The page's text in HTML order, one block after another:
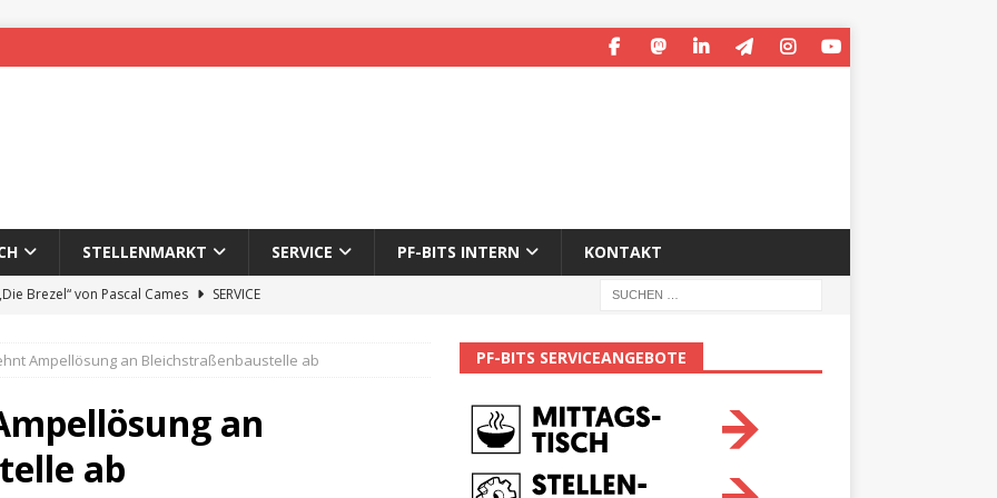
STELLENMARKT SERVICE PF-BITS INTERN KONTAKT
Brezel“ von Pascal Cames
SERVICE
des 65. Fasnetsumzugs Dillweißenstein
We’ll be back.
PF-BITS INTERN
Der Mann hinter PF-Bits lebt nicht mehr
Ampellösung an Bleichstraßenbaustelle ab
an
ab
PF-BITS SERVICEANGEBOTE